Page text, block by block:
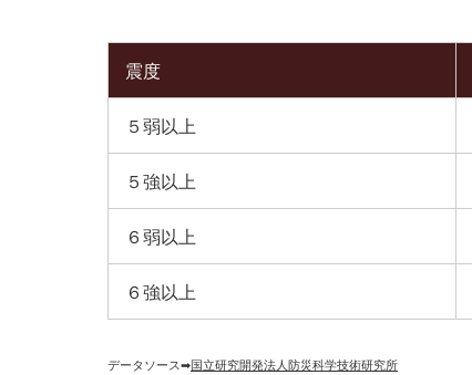
震度
５弱以上
５強以上
６弱以上
６強以上
データソース➡︎国立研究開発法人防災科学技術研究所